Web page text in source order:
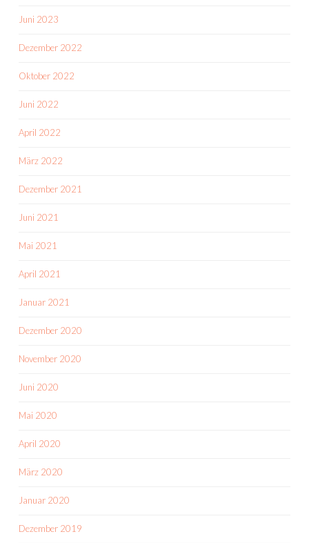
Juni 2023
Dezember 2022
Oktober 2022
Juni 2022
April 2022
März 2022
Dezember 2021
Juni 2021
Mai 2021
April 2021
Januar 2021
Dezember 2020
November 2020
Juni 2020
Mai 2020
April 2020
März 2020
Januar 2020
Dezember 2019